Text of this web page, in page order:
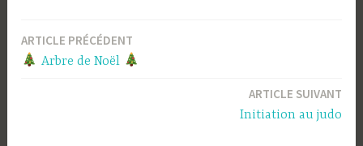
Navigation
ARTICLE PRÉCÉDENT
Arbre de Noël
ARTICLE SUIVANT
Initiation au judo